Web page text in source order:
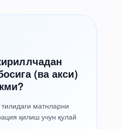
(ва акси)
матнларни
қилиш учун қулай